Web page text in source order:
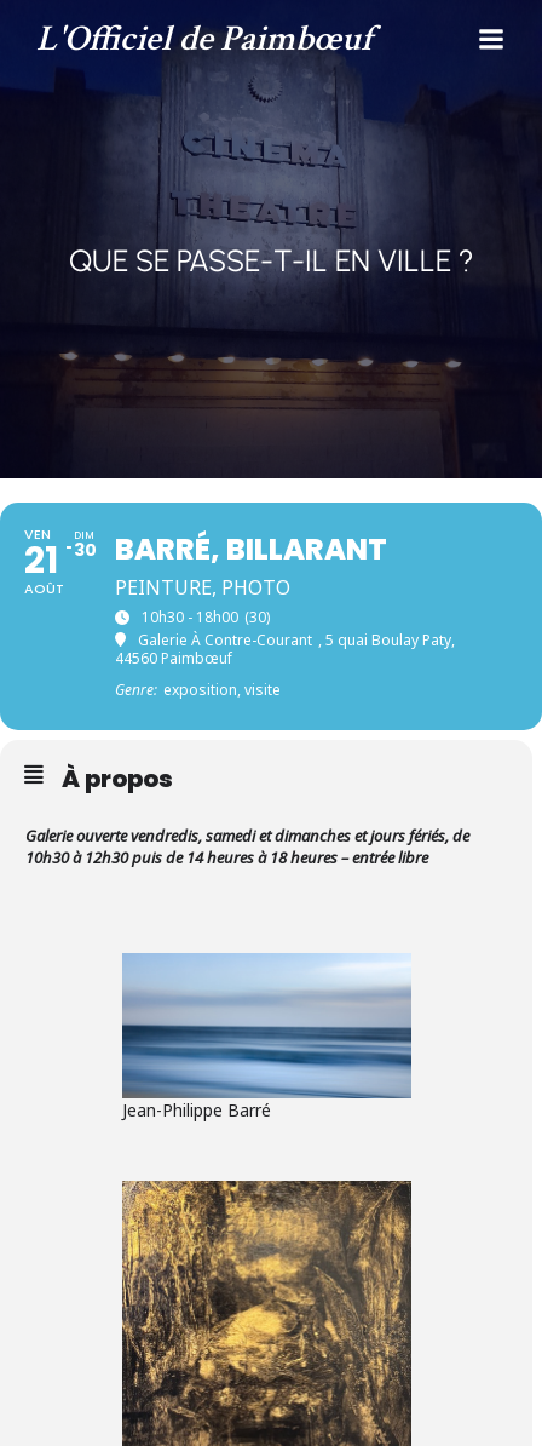
L'Officiel de Paimbœuf
QUE SE PASSE-T-IL EN VILLE ?
VEN
21
AOÛT
DIM
30 BARRÉ, BILLARANT
PEINTURE, PHOTO
10h30 - 18h00 (30)
Galerie À Contre-Courant , 5 quai Boulay Paty,
44560 Paimbœuf
Genre: exposition, visite
À propos
Galerie ouverte vendredis, samedi et dimanches et jours fériés, de
10h30 à 12h30 puis de 14 heures à 18 heures – entrée libre
Jean-Philippe Barré